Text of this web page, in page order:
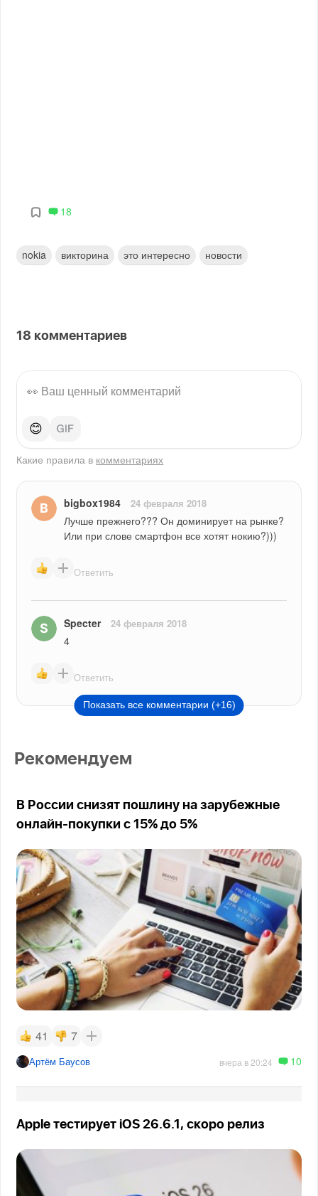
18
nokia викторина это интересно новости
18 комментариев
😊
Какие правила в комментариях
bigbox1984 24 февраля 2018
Лучше прежнего??? Он доминирует на рынке?
Или при слове смартфон все хотят нокию?)))
Ответить
Specter 24 февраля 2018
4
Ответить
Показать все комментарии (+16)
Рекомендуем
В России снизят пошлину на зарубежные
онлайн-покупки с 15% до 5%
41 7
Артём Баусов вчера в 20:24 10
Apple тестирует iOS 26.6.1, скоро релиз